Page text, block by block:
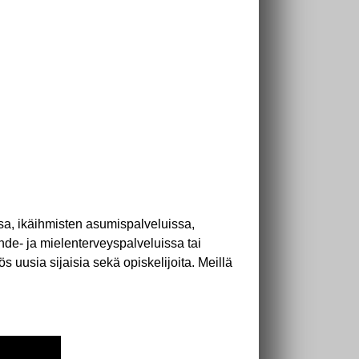
ikäihmisten asumispalveluissa,
ja mielenterveyspalveluissa tai
uusia sijaisia sekä opiskelijoita. Meillä